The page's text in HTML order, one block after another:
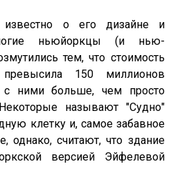
известно о его дизайне и
ньюйоркцы (и нью-
тем, что стоимость
150 миллионов
с ними больше, чем просто
называют "Судно"
клетку и, самое забавное
однако, считают, что здание
версией Эйфелевой